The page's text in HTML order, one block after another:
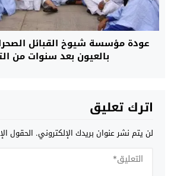
عودة مؤسسة شيوخ القبائل
بالعيون بعد سنوات من
اترك تعليق
لن يتم نشر عنوان بريدك الإلكتروني. الحقول